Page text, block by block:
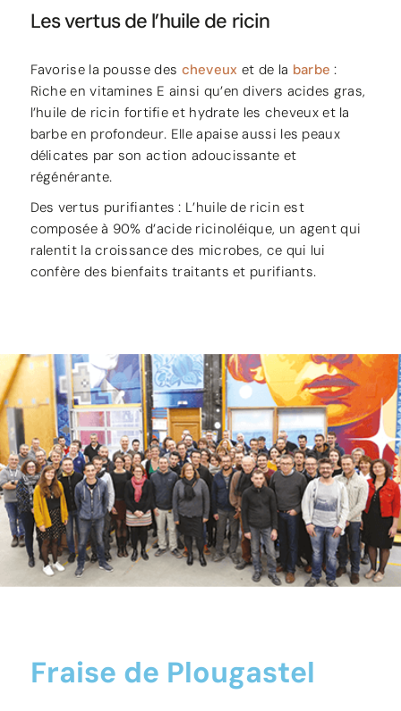
Les vertus de l’huile de ricin
Favorise la pousse des cheveux et de la barbe :
Riche en vitamines E ainsi qu’en divers acides gras,
l’huile de ricin fortifie et hydrate les cheveux et la
barbe en profondeur. Elle apaise aussi les peaux
délicates par son action adoucissante et
régénérante.
Des vertus purifiantes : L’huile de ricin est
composée à 90% d’acide ricinoléique, un agent qui
ralentit la croissance des microbes, ce qui lui
confère des bienfaits traitants et purifiants.
Fraise de Plougastel